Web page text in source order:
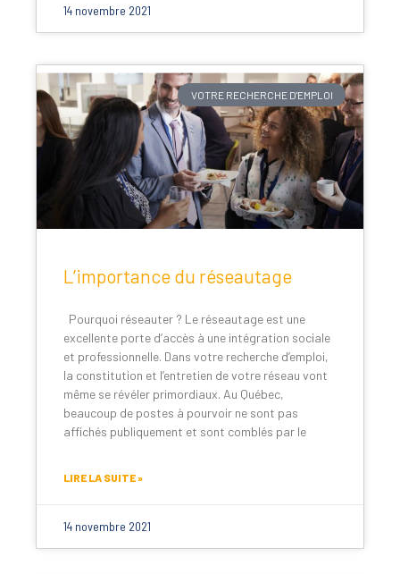
14 novembre 2021
VOTRE RECHERCHE D'EMPLOI
L’importance du réseautage
Pourquoi réseauter ? Le réseautage est une
excellente porte d’accès à une intégration sociale
et professionnelle. Dans votre recherche d’emploi,
la constitution et l’entretien de votre réseau vont
même se révéler primordiaux. Au Québec,
beaucoup de postes à pourvoir ne sont pas
affichés publiquement et sont comblés par le
LIRE LA SUITE »
14 novembre 2021